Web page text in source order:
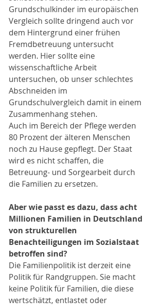
Grundschulkinder im europäischen
Vergleich sollte dringend auch vor
dem Hintergrund einer frühen
Fremdbetreuung untersucht
werden. Hier sollte eine
wissenschaftliche Arbeit
untersuchen, ob unser schlechtes
Abschneiden im
Grundschulvergleich damit in einem
Zusammenhang stehen.
Auch im Bereich der Pflege werden
80 Prozent der älteren Menschen
noch zu Hause gepflegt. Der Staat
wird es nicht schaffen, die
Betreuung- und Sorgearbeit durch
die Familien zu ersetzen.
Aber wie passt es dazu, dass acht
Millionen Familien in Deutschland
von strukturellen
Benachteiligungen im Sozialstaat
betroffen sind?
Die Familienpolitik ist derzeit eine
Politik für Randgruppen. Sie macht
keine Politik für Familien, die diese
wertschätzt, entlastet oder